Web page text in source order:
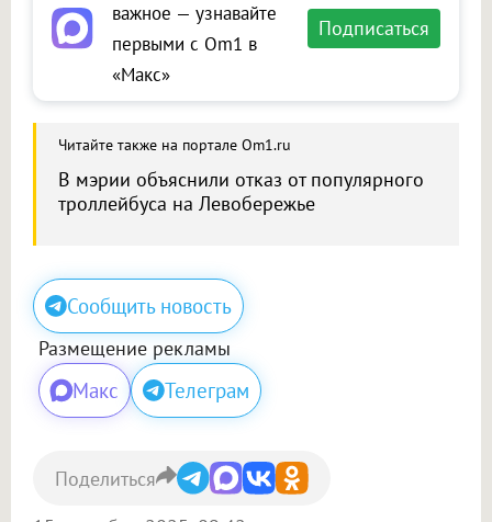
важное — узнавайте
первыми с Om1 в
«Макс»
Подписаться
Читайте также на портале Om1.ru
В мэрии объяснили отказ от популярного
троллейбуса на Левобережье
Сообщить новость
Размещение рекламы
Макс Телеграм
Поделиться